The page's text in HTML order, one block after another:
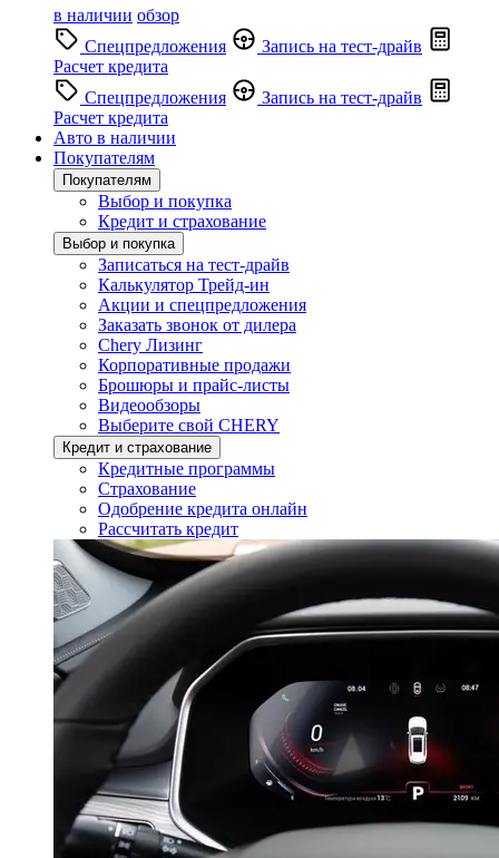
в наличии обзор
Спецпредложения
Запись на тест-драйв
Расчет кредита
Спецпредложения
Запись на тест-драйв
Расчет кредита
Авто в наличии
Покупателям
Покупателям
Выбор и покупка
Кредит и страхование
Выбор и покупка
Записаться на тест-драйв
Калькулятор Трейд-ин
Акции и спецпредложения
Заказать звонок от дилера
Chery Лизинг
Корпоративные продажи
Брошюры и прайс-листы
Видеообзоры
Выберите свой CHERY
Кредит и страхование
Кредитные программы
Страхование
Одобрение кредита онлайн
Рассчитать кредит